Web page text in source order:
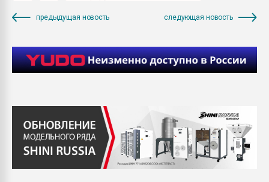
предыдущая новость следующая новость